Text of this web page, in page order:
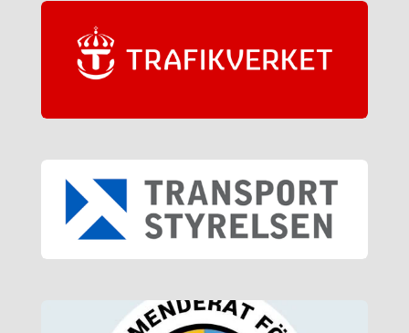
m
k
t
a
c